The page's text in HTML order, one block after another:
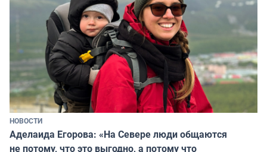
НОВОСТИ
Аделаида Егорова: «На Севере люди общаются
не потому, что это выгодно, а потому что